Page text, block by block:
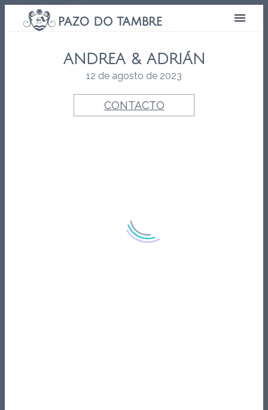
ANDREA & ADRIÁN
12 de agosto de 2023
CONTACTO